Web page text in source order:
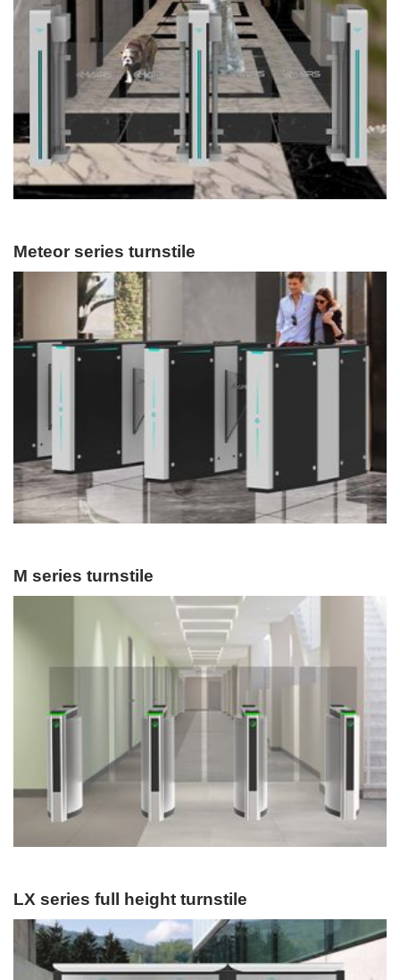
Meteor series turnstile
M series turnstile
LX series full height turnstile